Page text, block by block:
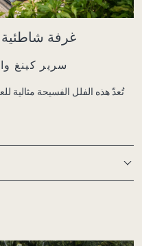
غرفة
سرير كينغ
تُعدّ هذه الفلل الفسيحة مثالية